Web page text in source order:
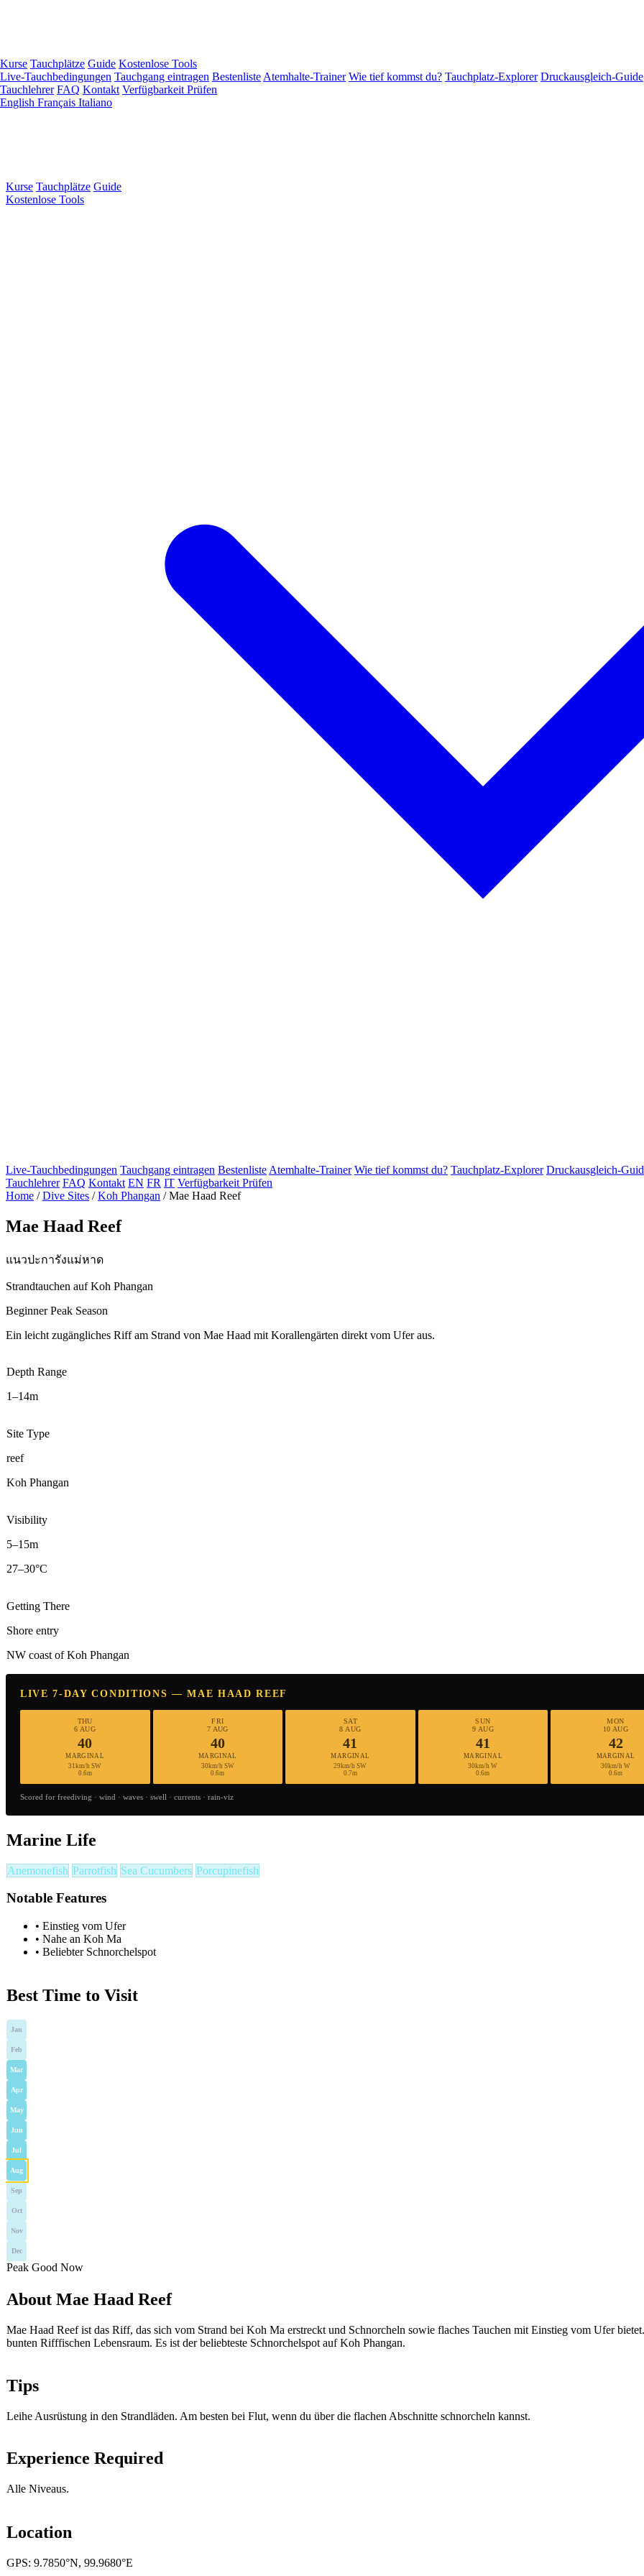
Kurse Tauchplätze Guide
Kostenlose Tools
Live-Tauchbedingungen Tauchgang eintragen Bestenliste Atemhalte-Trainer Wie tief kommst du? Tauchplatz-Explorer Druckausgleich-
Tauchlehrer FAQ Kontakt EN FR IT Verfügbarkeit Prüfen
Kurse Tauchplätze Guide Kostenlose Tools
Live-Tauchbedingungen Tauchgang eintragen Bestenliste Atemhalte-Trainer Wie tief kommst du? Tauchplatz-Explorer Druckausgleich-Guide
Tauchlehrer FAQ Kontakt Verfügbarkeit Prüfen
English Français Italiano
Home / Dive Sites / Koh Phangan / Mae Haad Reef
Mae Haad Reef
แนวปะการังแม่หาด
Strandtauchen auf Koh Phangan
BeginnerPeak Season
Ein leicht zugängliches Riff am Strand von Mae Haad mit Korallengärten direkt vom Ufer aus.
Depth Range
1–14m
Site Type
reef
Koh Phangan
Visibility
5–15m
27–30°C
Getting There
Shore entry
NW coast of Koh Phangan
LIVE 7-DAY CONDITIONS — MAE HAAD REEF
THU
6 AUG
40
MARGINAL
31km/h SW
0.6m
FRI
7 AUG
40
MARGINAL
30km/h SW
0.6m
SAT
8 AUG
41
MARGINAL
29km/h SW
0.7m
SUN
9 AUG
41
MARGINAL
30km/h W
0.6m
MON
10 AUG
42
MARGINAL
30km/h W
0.6m
Scored for freediving · wind · waves · swell · currents · rain-viz
Marine Life
Anemonefish Parrotfish Sea Cucumbers Porcupinefish
Notable Features
• Einstieg vom Ufer
• Nahe an Koh Ma
• Beliebter Schnorchelspot
Best Time to Visit
Jan
Feb
Mar
Apr
May
Jun
Jul
Aug
Sep
Oct
Nov
Dec
Peak Good Now
About Mae Haad Reef
Mae Haad Reef ist das Riff, das sich vom Strand bei Koh Ma erstreckt und Schnorcheln sowie flaches Tauchen mit Einstieg vom Ufer
bunten Rifffischen Lebensraum. Es ist der beliebteste Schnorchelspot auf Koh Phangan.
Tips
Leihe Ausrüstung in den Strandläden. Am besten bei Flut, wenn du über die flachen Abschnitte schnorcheln kannst.
Experience Required
Alle Niveaus.
Location
GPS: 9.7850°N, 99.9680°E